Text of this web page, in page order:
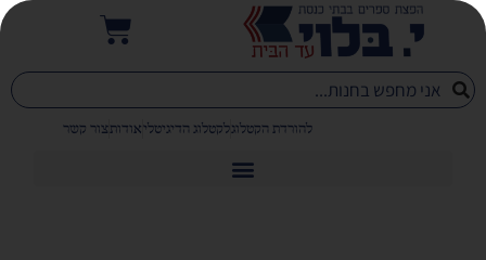
להורדת הקטלוגלקטלוג הדיגיטליאודותצור קשר